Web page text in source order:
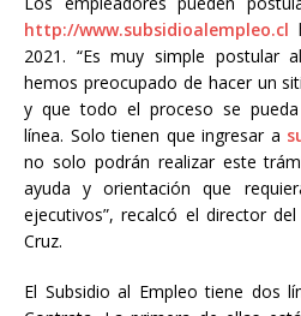
http://www.subsidioalempleo.cl
2021. “Es muy simple postular
hemos preocupado de hacer un
y que todo el proceso se
línea. Solo tienen que ingresar a
no solo podrán realizar este
ayuda y orientación que
ejecutivos”, recalcó el director
Cruz.
El Subsidio al Empleo tiene dos